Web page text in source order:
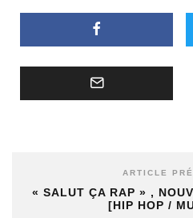
ARTICLE
« SALUT ÇA RAP » ,
[HIP HOP /